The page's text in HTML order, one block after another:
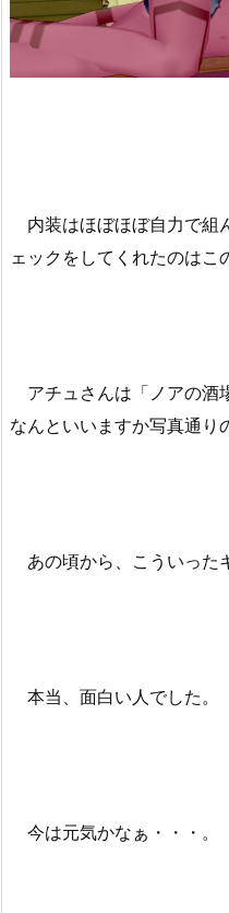
内装はほぼほぼ自力で組
ェックをしてくれたのはこ
アチュさんは「ノアの酒
なんといいますか写真通り
あの頃から、こういった
本当、面白い人でした。
今は元気かなぁ・・・。